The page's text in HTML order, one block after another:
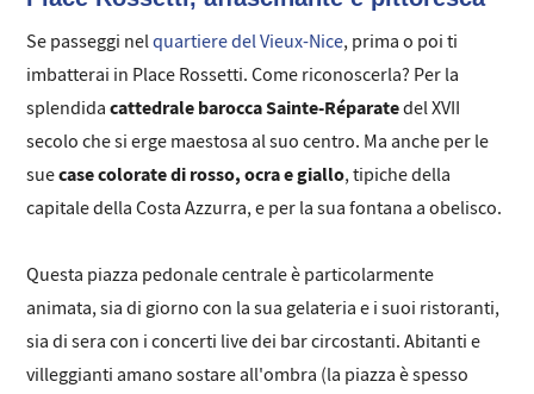
Se passeggi nelquartiere del Vieux-Nice, prima o poi ti
imbatterai in Place Rossetti. Come riconoscerla? Per la
splendidacattedrale barocca Sainte-Réparatedel XVII
secolo che si erge maestosa al suo centro. Ma anche per le
suecase colorate di rosso, ocra e giallo, tipiche della
capitale della Costa Azzurra, e per la sua fontana a obelisco.
Questa piazza pedonale centrale è particolarmente
animata, sia di giorno con la sua gelateria e i suoi ristoranti,
sia di sera con i concerti live dei bar circostanti. Abitanti e
villeggianti amano sostare all'ombra (la piazza è spesso